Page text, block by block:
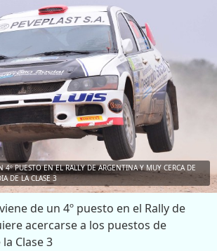
4º PUESTO EN EL RALLY DE ARGENTINA Y MUY CERCA DE
DE LA CLASE 3
de un 4º puesto en el Rally de
acercarse a los puestos de
Clase 3